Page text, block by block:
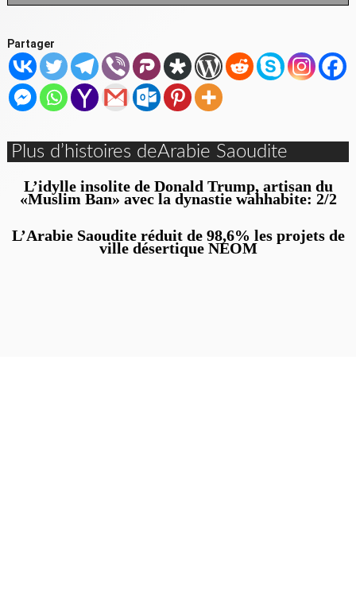
Partager
Plus d’histoires deArabie Saoudite
L’idylle insolite de Donald Trump, artisan du
«Muslim Ban» avec la dynastie wahhabite: 2/2
L’Arabie Saoudite réduit de 98,6% les projets de
ville désertique NEOM